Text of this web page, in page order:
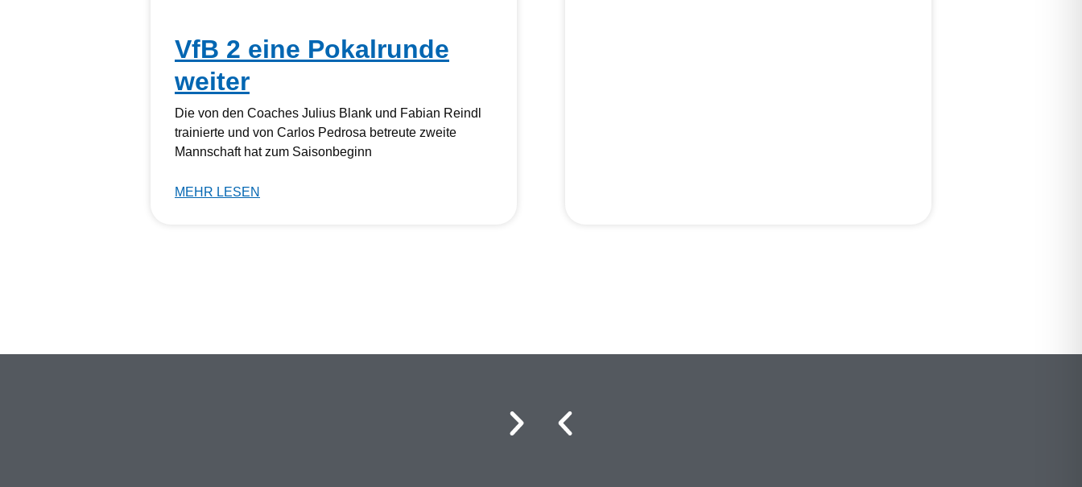
VfB 2 eine Pokalrunde
weiter
Die von den Coaches Julius Blank und Fabian Reindl
trainierte und von Carlos Pedrosa betreute zweite
Mannschaft hat zum Saisonbeginn
MEHR LESEN